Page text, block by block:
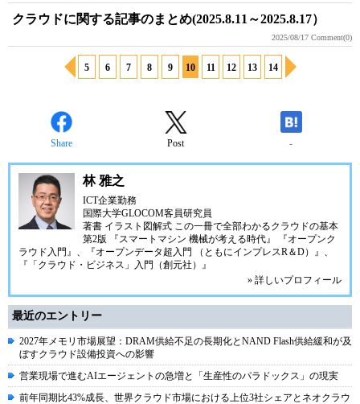
クラウドに関する記事のまとめ(2025.8.11～2025.8.17）
2025/08/17 Comment(0)
5 6 7 8 9 10 11 12 13 14
Share Post -
林 雅之
ICT企業勤務
国際大学GLOCOM客員研究員
著書 イラスト図解式 この一冊で全部わかるクラウドの基本
第2版
『スマートマシン 機械が考える時代』
『オープンク
ラウド入門』 、 『オープンデータ超入門 （ともにインプレスR＆D）』 、
『「クラウド・ビジネス」入門（創元社）』
» 詳しいプロフィール
最近のエントリー
2027年メモリ市場展望：DRAM供給不足の長期化とNAND Flash供給緩和が及
ぼすクラウド設備投資への影響
営業現場で進むAIエージェントの急増と「生産性のパラドックス」の現実
前年同期比43%成長、世界クラウド市場における上位3社シェアとネオクラウ